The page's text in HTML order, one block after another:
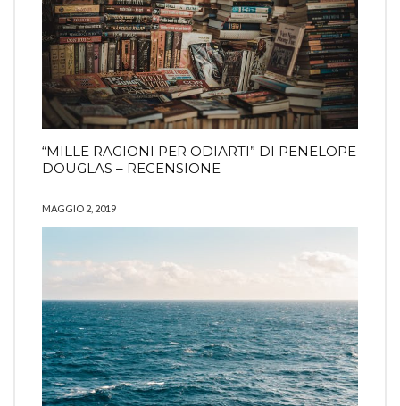
“MILLE RAGIONI PER ODIARTI” DI PENELOPE
DOUGLAS – RECENSIONE
MAGGIO 2, 2019